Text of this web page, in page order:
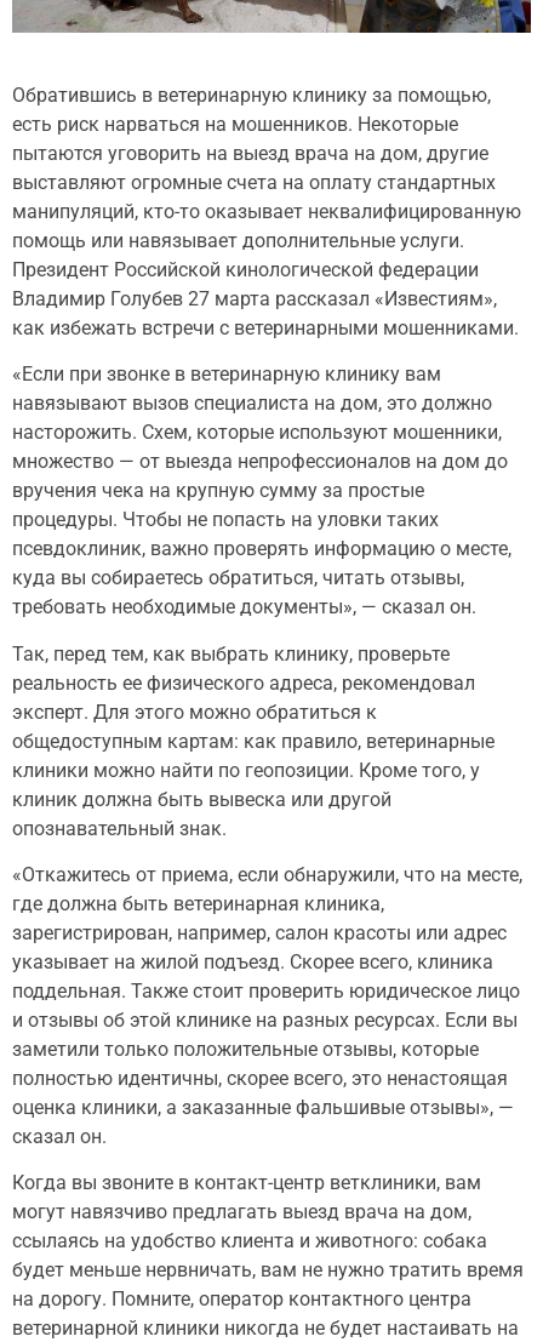
Обратившись в ветеринарную клинику за помощью,
есть риск нарваться на мошенников. Некоторые
пытаются уговорить на выезд врача на дом, другие
выставляют огромные счета на оплату стандартных
манипуляций, кто-то оказывает неквалифицированную
помощь или навязывает дополнительные услуги.
Президент Российской кинологической федерации
Владимир Голубев 27 марта рассказал «Известиям»,
как избежать встречи с ветеринарными мошенниками.
«Если при звонке в ветеринарную клинику вам
навязывают вызов специалиста на дом, это должно
насторожить. Схем, которые используют мошенники,
множество — от выезда непрофессионалов на дом до
вручения чека на крупную сумму за простые
процедуры. Чтобы не попасть на уловки таких
псевдоклиник, важно проверять информацию о месте,
куда вы собираетесь обратиться, читать отзывы,
требовать необходимые документы», — сказал он.
Так, перед тем, как выбрать клинику, проверьте
реальность ее физического адреса, рекомендовал
эксперт. Для этого можно обратиться к
общедоступным картам: как правило, ветеринарные
клиники можно найти по геопозиции. Кроме того, у
клиник должна быть вывеска или другой
опознавательный знак.
«Откажитесь от приема, если обнаружили, что на месте,
где должна быть ветеринарная клиника,
зарегистрирован, например, салон красоты или адрес
указывает на жилой подъезд. Скорее всего, клиника
поддельная. Также стоит проверить юридическое лицо
и отзывы об этой клинике на разных ресурсах. Если вы
заметили только положительные отзывы, которые
полностью идентичны, скорее всего, это ненастоящая
оценка клиники, а заказанные фальшивые отзывы», —
сказал он.
Когда вы звоните в контакт-центр ветклиники, вам
могут навязчиво предлагать выезд врача на дом,
ссылаясь на удобство клиента и животного: собака
будет меньше нервничать, вам не нужно тратить время
на дорогу. Помните, оператор контактного центра
ветеринарной клиники никогда не будет настаивать на